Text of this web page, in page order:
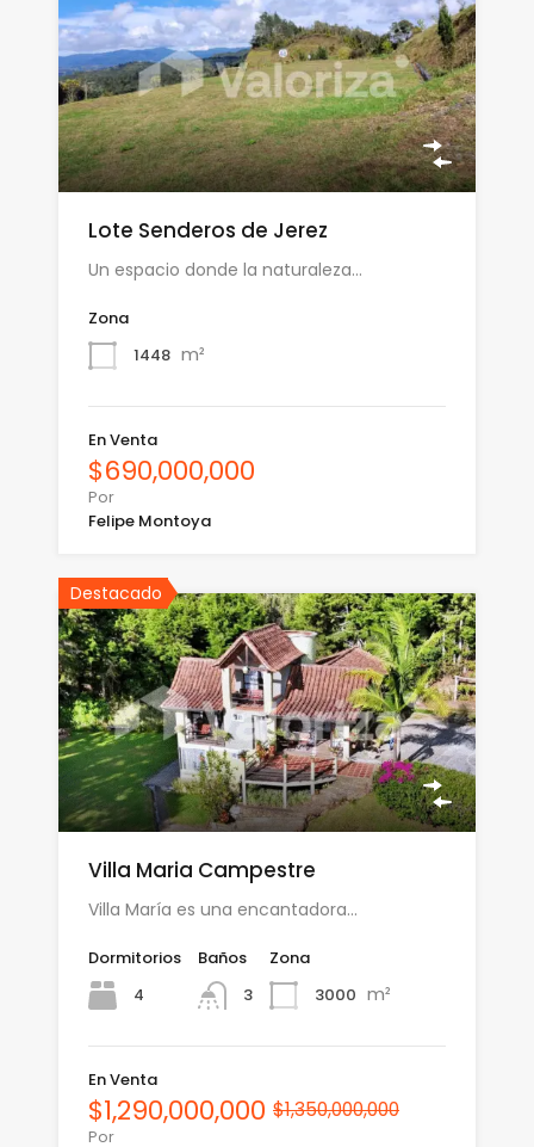
Lote Senderos de Jerez
Un espacio donde la naturaleza…
Zona
1448 m²
En Venta
$690,000,000
Por
Felipe Montoya
Destacado
Villa Maria Campestre
Villa María es una encantadora…
Dormitorios
4
Baños
3
Zona
3000 m²
En Venta
$1,290,000,000 $1,350,000,000
Por